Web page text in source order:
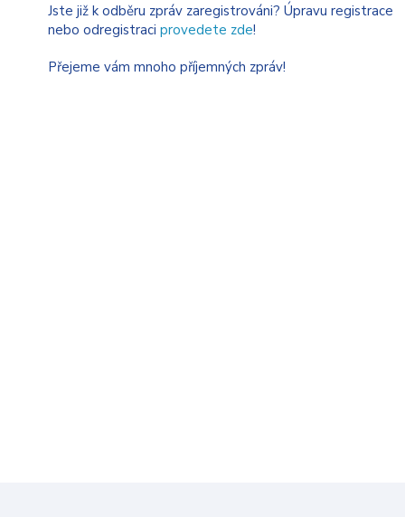
Jste již k odběru zpráv zaregistrováni? Úpravu registrace
nebo odregistraci provedete zde!
Přejeme vám mnoho příjemných zpráv!